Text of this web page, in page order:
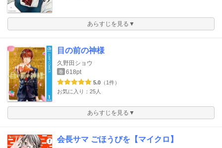
あらすじを見る▼
目の前の神様
久野田ショウ
巻 618pt
5.0 （1件）
お気に入り：25人
あらすじを見る▼
会長サマ ごほうびを【マイクロ】